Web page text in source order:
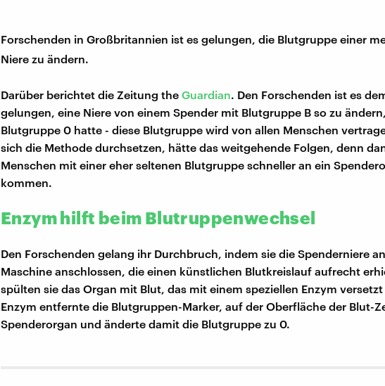
Forschenden in Großbritannien ist es gelungen, die Blutgruppe einer
Niere zu ändern.
Darüber berichtet die Zeitung the Guardian. Den Forschenden ist es
gelungen, eine Niere von einem Spender mit Blutgruppe B so zu
Blutgruppe 0 hatte - diese Blutgruppe wird von allen Menschen
sich die Methode durchsetzen, hätte das weitgehende Folgen, denn
Menschen mit einer eher seltenen Blutgruppe schneller an ein
kommen.
Enzym hilft beim Blutruppenwechsel
Den Forschenden gelang ihr Durchbruch, indem sie die Spenderniere
Maschine anschlossen, die einen künstlichen Blutkreislauf aufrecht
spülten sie das Organ mit Blut, das mit einem speziellen Enzym versetzt
Enzym entfernte die Blutgruppen-Marker, auf der Oberfläche der Blut-
Spenderorgan und änderte damit die Blutgruppe zu 0.